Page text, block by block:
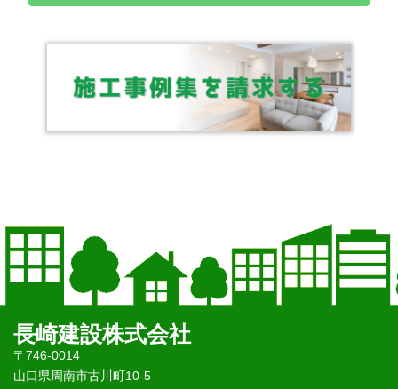
長崎建設株式会社
〒746-0014
山口県周南市古川町10-5